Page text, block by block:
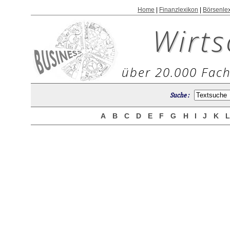
Home Finanzlexikon
über 20.000
Suche :
A B C D E F G H I J K